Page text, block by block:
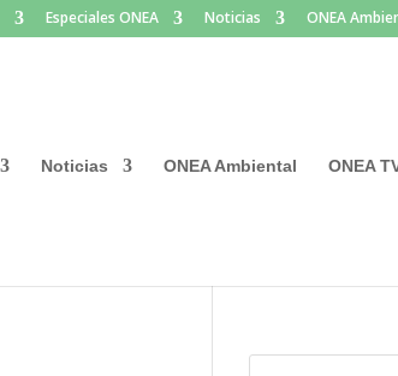
Especiales ONEA Noticias ONEA
Noticias ONEA Ambiental ONEA